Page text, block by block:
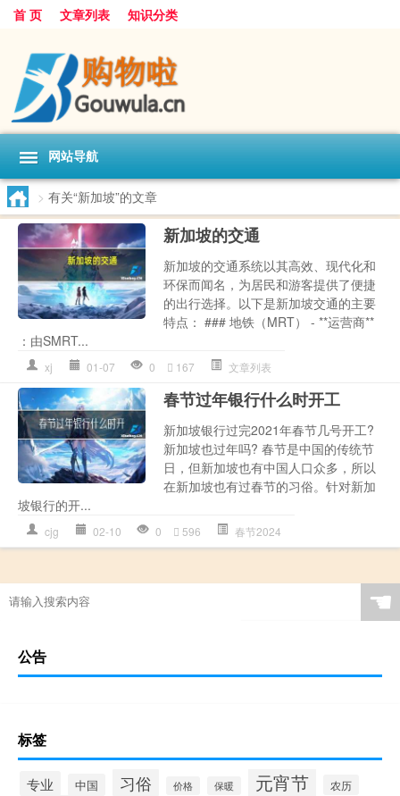
首 页 文章列表 知识分类
网站导航
> 有关“新加坡”的文章
新加坡的交通
新加坡的交通系统以其高效、现代化和
环保而闻名，为居民和游客提供了便捷
的出行选择。以下是新加坡交通的主要
特点： ### 地铁（MRT） - **运营商**
：由SMRT...
xj 01-07 0 167 文章列表
春节过年银行什么时开工
新加坡银行过完2021年春节几号开工?
新加坡也过年吗? 春节是中国的传统节
日，但新加坡也有中国人口众多，所以
在新加坡也有过春节的习俗。针对新加
坡银行的开...
cjg 02-10 0 596 春节2024
☚
公告
标签
专业 中国 习俗 价格 保暖 元宵节 农历